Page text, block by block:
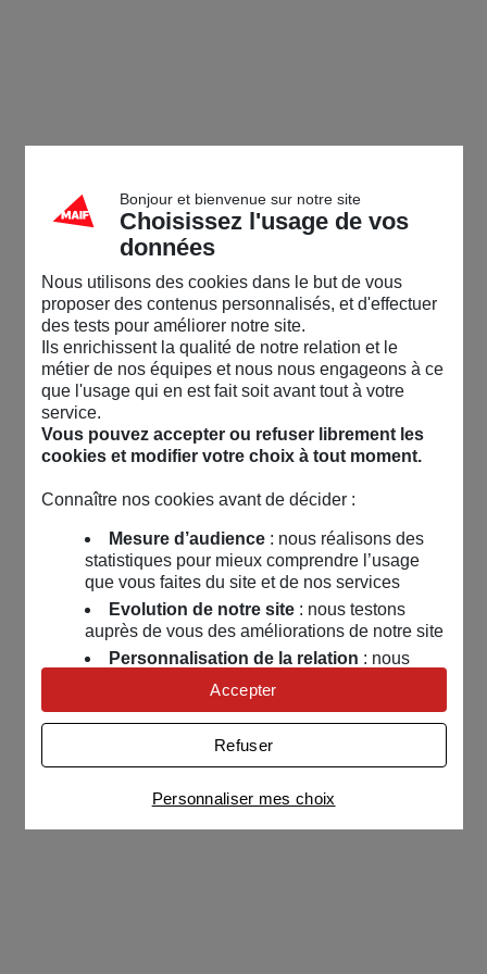
Bonjour et bienvenue sur notre site
Choisissez l'usage de vos
données
Nous utilisons des cookies dans le but de vous
proposer des contenus personnalisés, et d'effectuer
des tests pour améliorer notre site.
Ils enrichissent la qualité de notre relation et le
métier de nos équipes et nous nous engageons à ce
que l'usage qui en est fait soit avant tout à votre
service.
Vous pouvez accepter ou refuser librement les
cookies et modifier votre choix à tout moment.
Connaître nos cookies avant de décider :
Mesure d’audience: nous réalisons des
statistiques pour mieux comprendre l’usage
que vous faites du site et de nos services
Evolution de notre site: nous testons
auprès de vous des améliorations de notre site
Personnalisation de la relation : nous
nous servons de cookies pour adapter nos
contenus et personnaliser nos offres
Univers publicitaire: nous utilisons avec
nos partenaires des cookies pour afficher des
publicités personnalisées
Connaître notre politique cookies et la liste de nos
partenaires
Personnaliser mes choix
Refuser
Accepter